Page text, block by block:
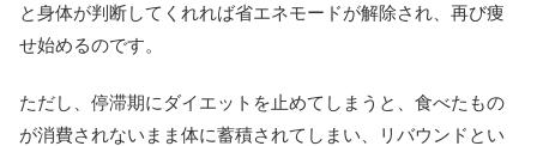
と身体が判断してくれれば省エネモードが解除され、再び痩
せ始めるのです。
ただし、停滞期にダイエットを止めてしまうと、食べたもの
が消費されないまま体に蓄積されてしまい、リバウンドとい